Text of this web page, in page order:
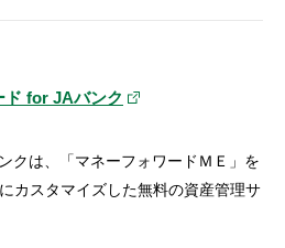
ド for JAバンク
クは、「マネーフォワードＭＥ」を
カスタマイズした無料の資産管理サ